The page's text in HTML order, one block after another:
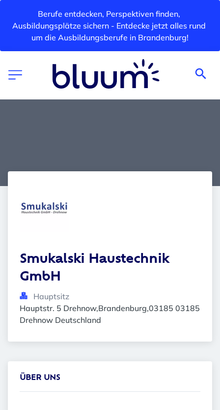
Berufe entdecken, Perspektiven finden,
Ausbildungsplätze sichern - Entdecke jetzt alles rund
um die Ausbildungsberufe in Brandenburg!
Smukalski Haustechnik
GmbH
Hauptsitz
Hauptstr. 5 Drehnow,Brandenburg,03185 03185
Drehnow Deutschland
ÜBER UNS